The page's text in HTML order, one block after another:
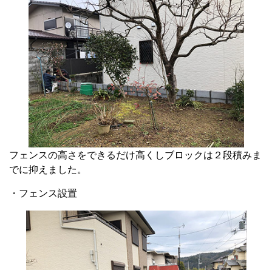
フェンスの高さをできるだけ高くしブロックは２段積みま
でに抑えました。
・フェンス設置